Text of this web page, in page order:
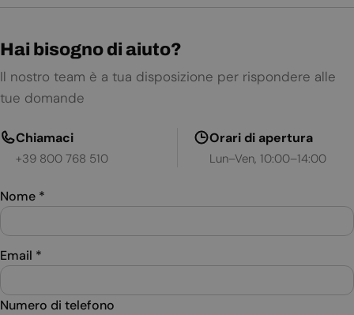
Hai bisogno di aiuto?
Il nostro team è a tua disposizione per rispondere alle
tue domande
Chiamaci
+39 800 768 510
Orari di apertura
Lun–Ven, 10:00–14:00
Nome *
Email *
Numero di telefono